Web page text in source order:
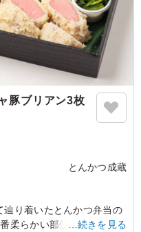
豚ブリアン3枚
とんかつ成蔵
辿り着いたとんかつ弁当の
柔らかい部位のシャ豚ブ
…続きを見る